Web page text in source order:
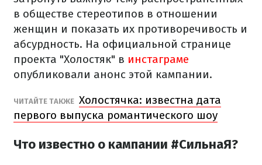
в обществе стереотипов в отношении
женщин и показать их противоречивость и
абсурдность. На официальной странице
проекта "Холостяк" в инстаграме
опубликовали анонс этой кампании.
ЧИТАЙТЕ ТАКЖЕ Холостячка: известна дата
первого выпуска романтического шоу
Что известно о кампании #СильнаЯ?